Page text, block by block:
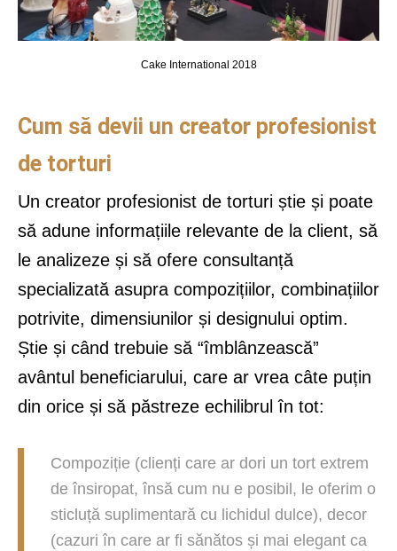
Cake International 2018
Cum să devii un creator profesionist
de torturi
Un creator profesionist de torturi știe și poate
să adune informațiile relevante de la client, să
le analizeze și să ofere consultanță
specializată asupra compozițiilor, combinațiilor
potrivite, dimensiunilor și designului optim.
Știe și când trebuie să “îmblânzească”
avântul beneficiarului, care ar vrea câte puțin
din orice și să păstreze echilibrul în tot:
Compoziție (clienți care ar dori un tort extrem
de însiropat, însă cum nu e posibil, le oferim o
sticluță suplimentară cu lichidul dulce), decor
(cazuri în care ar fi sănătos și mai elegant ca